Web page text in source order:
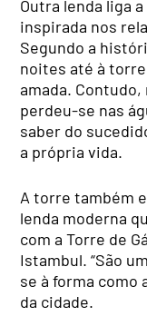
Outra lenda liga
inspirada nos
Segundo a
noites até à
amada.
perdeu-se nas
saber do
a própria vida.
A torre também
lenda moderna
com a Torre de
Istambul. “São
se à forma como
da cidade.